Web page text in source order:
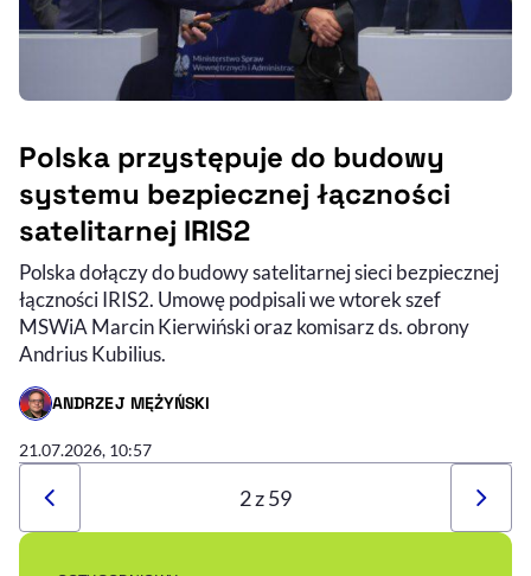
Polska przystępuje do budowy
systemu bezpiecznej łączności
satelitarnej IRIS2
Polska dołączy do budowy satelitarnej sieci bezpiecznej
łączności IRIS2. Umowę podpisali we wtorek szef
MSWiA Marcin Kierwiński oraz komisarz ds. obrony
Andrius Kubilius.
ANDRZEJ MĘŻYŃSKI
- AUTOR ARTYKUŁU - PROFIL
21.07.2026, 10:57
2 z 59